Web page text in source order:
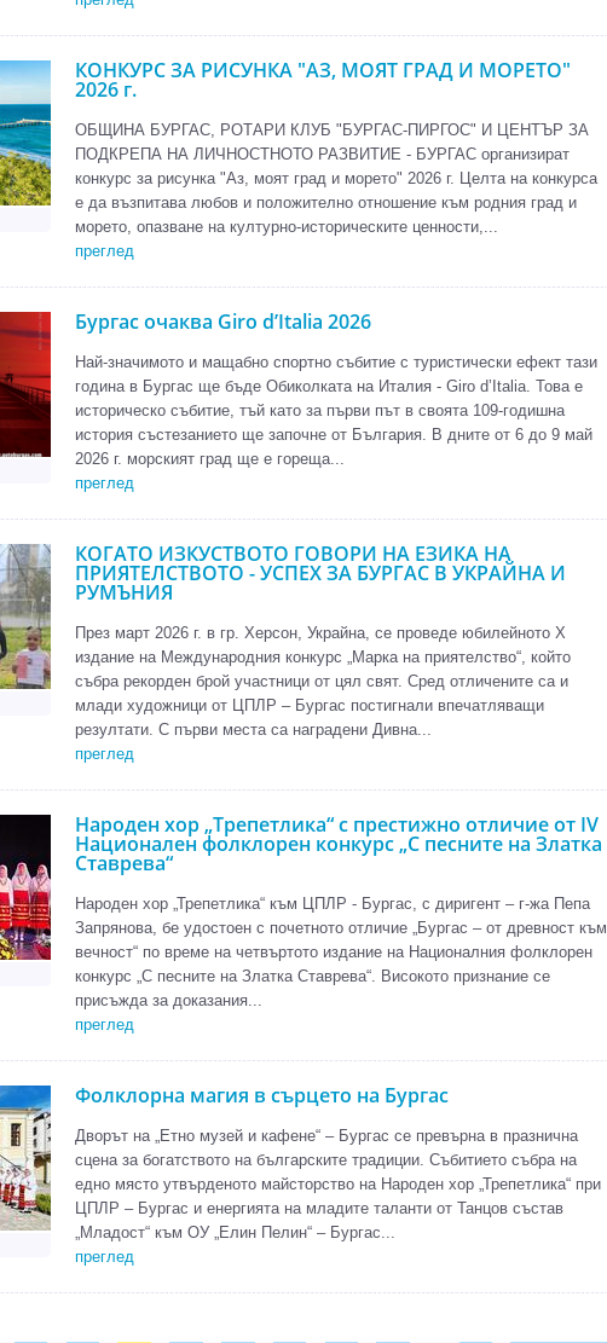
КОНКУРС ЗА РИСУНКА "АЗ, МОЯТ ГРАД И МОРЕТО"
2026 г.
ОБЩИНА БУРГАС, РОТАРИ КЛУБ "БУРГАС-ПИРГОС" И ЦЕНТЪР ЗА
ПОДКРЕПА НА ЛИЧНОСТНОТО РАЗВИТИЕ - БУРГАС организират
конкурс за рисунка "Аз, моят град и морето" 2026 г. Целта на конкурса
е да възпитава любов и положително отношение към родния град и
морето, опазване на културно-историческите ценности,...
преглед
Бургас очаква Giro d’Italia 2026
Най-значимото и мащабно спортно събитие с туристически ефект тази
година в Бургас ще бъде Обиколката на Италия - Giro d’Italia. Това е
историческо събитие, тъй като за първи път в своята 109-годишна
история състезанието ще започне от България. В дните от 6 до 9 май
2026 г. морският град ще е гореща...
преглед
КОГАТО ИЗКУСТВОТО ГОВОРИ НА ЕЗИКА НА
ПРИЯТЕЛСТВОТО - УСПЕХ ЗА БУРГАС В УКРАЙНА И
РУМЪНИЯ
През март 2026 г. в гр. Херсон, Украйна, се проведе юбилейното X
издание на Международния конкурс „Марка на приятелство“, който
събра рекорден брой участници от цял свят. Сред отличените са и
млади художници от ЦПЛР – Бургас постигнали впечатляващи
резултати. С първи места са наградени Дивна...
преглед
Народен хор „Трепетлика“ с престижно отличие от IV
Национален фолклорен конкурс „С песните на Златка
Ставрева“
Народен хор „Трепетлика“ към ЦПЛР - Бургас, с диригент – г-жа Пепа
Запрянова, бе удостоен с почетното отличие „Бургас – от древност към
вечност“ по време на четвъртото издание на Националния фолклорен
конкурс „С песните на Златка Ставрева“. Високото признание се
присъжда за доказания...
преглед
Фолклорна магия в сърцето на Бургас
Дворът на „Етно музей и кафене“ – Бургас се превърна в празнична
сцена за богатството на българските традиции. Събитието събра на
едно място утвърденото майсторство на Народен хор „Трепетлика“ при
ЦПЛР – Бургас и енергията на младите таланти от Танцов състав
„Младост“ към ОУ „Елин Пелин“ – Бургас...
преглед